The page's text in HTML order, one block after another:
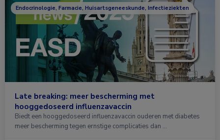
Endocrinologie, Farmacie, Huisartsgeneeskunde, Infectieziekten
Late breaking: meer bescherming met
hooggedoseerd influenzavaccin
Biedt een hooggedoseerd influenzavaccin ouderen met diabetes
meer bescherming tegen ernstige complicaties dan …